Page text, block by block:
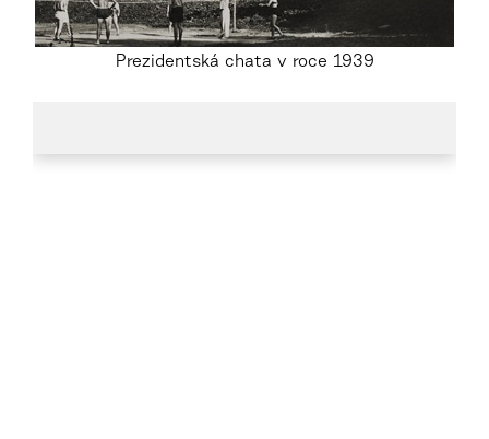
Prezidentská chata v roce 1939